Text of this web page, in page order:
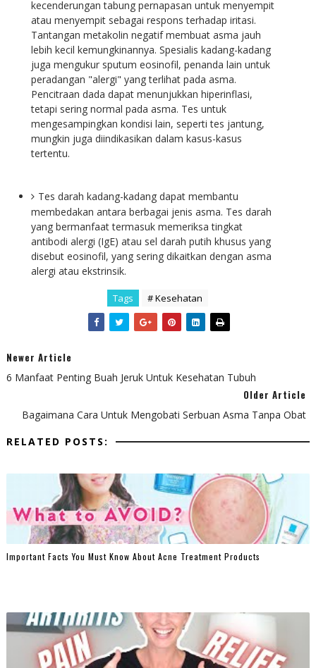
kecenderungan tabung pernapasan untuk menyempit
atau menyempit sebagai respons terhadap iritasi.
Tantangan metakolin negatif membuat asma jauh
lebih kecil kemungkinannya. Spesialis kadang-kadang
juga mengukur sputum eosinofil, penanda lain untuk
peradangan "alergi" yang terlihat pada asma.
Pencitraan dada dapat menunjukkan hiperinflasi,
tetapi sering normal pada asma. Tes untuk
mengesampingkan kondisi lain, seperti tes jantung,
mungkin juga diindikasikan dalam kasus-kasus
tertentu.
Tes darah kadang-kadang dapat membantu
membedakan antara berbagai jenis asma. Tes darah
yang bermanfaat termasuk memeriksa tingkat
antibodi alergi (IgE) atau sel darah putih khusus yang
disebut eosinofil, yang sering dikaitkan dengan asma
alergi atau ekstrinsik.
Tags # Kesehatan
Newer Article
6 Manfaat Penting Buah Jeruk Untuk Kesehatan Tubuh
Older Article
Bagaimana Cara Untuk Mengobati Serbuan Asma Tanpa Obat
RELATED POSTS:
Important Facts You Must Know About Acne Treatment Products